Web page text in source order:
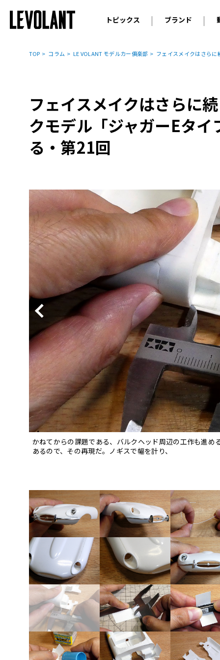
トピックス
ニュース
コラム
ブランド
輸入車
アウデ
プジョ
アル
ランボ
ボルボ
ジープ
BYD
国産車
レクサ
ホンダ
三菱
光岡
その他
TOP コラム LE VOLANT モデルカー俱楽部 フェイスメイクはさらに
フェイスメイクはさらに
クモデル「ジャガーEタ
る・第21回
かねてからの課題である、バルクヘッド周辺の工作も進
あるので、その再現だ。ノギスで幅を計り、